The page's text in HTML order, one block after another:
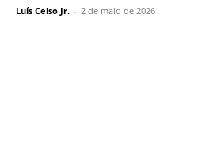
Luís Celso Jr. - 2 de maio de 2026